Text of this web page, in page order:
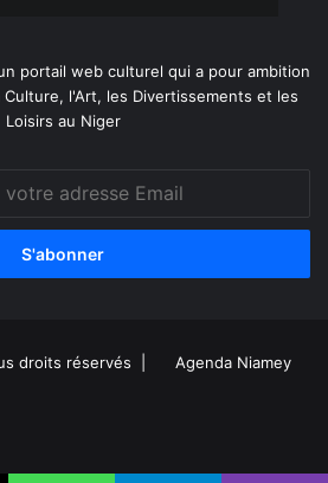
portail web culturel qui a pour ambition
l'Art, les Divertissements et les
Loisirs au Niger
droits réservés | Agenda Niamey